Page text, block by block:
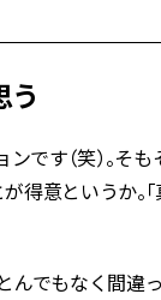
う
です（笑）。そ
得意というか。
んでもなく間違